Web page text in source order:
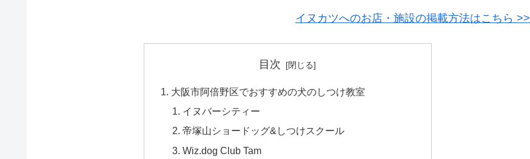
イヌカツへのお店・施設の掲載方法はこちら >>
目次
大阪市阿倍野区でおすすめの犬のしつけ教室
イヌバーシティー
帝塚山ショードッグ&しつけスクール
Wiz.dog Club Tam